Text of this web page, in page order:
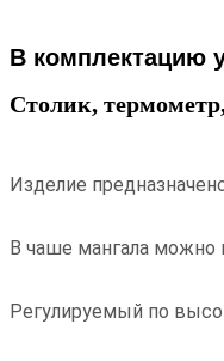
В комплектацию
Столик,
Изделие
В чаше мангала можно
Регулируемый по